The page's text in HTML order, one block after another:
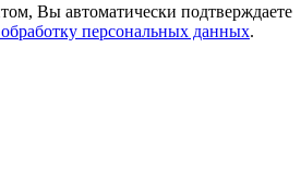
Вы автоматически подтверждаете
персональных данных.